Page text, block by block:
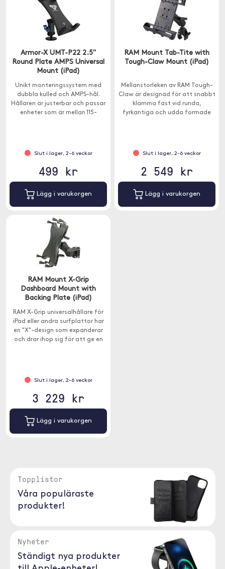
Armor-X UMT-P22 2.5"
Round Plate AMPS Universal
Mount (iPad)
Unikt monteringssystem med
dubbla kulled och AMPS-hål.
Hållaren är justerbar och passar
enheter som är mellan 115-
Slut i lager, 2-6 veckor
499 kr
Lägg i varukorgen
RAM Mount Tab-Tite with
Tough-Claw Mount (iPad)
Mellanstorleken av RAM Tough-
Claw är designad för att snabbt
klämma fast vid runda,
fyrkantiga och udda formade
Slut i lager, 2-6 veckor
2 549 kr
Lägg i varukorgen
RAM Mount X-Grip
Dashboard Mount with
Backing Plate (iPad)
RAM X-Grip universalhållare för
iPad eller andra surfplattor har
en "X"-design som expanderar
och drar ihop sig för att ge en
Slut i lager, 2-6 veckor
3 229 kr
Lägg i varukorgen
Topplistor
Våra populäraste
produkter!
Nyheter
Ständigt nya produkter